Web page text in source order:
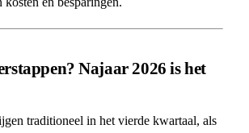
Najaar 2026 is het
traditioneel in het vierde kwartaal, als